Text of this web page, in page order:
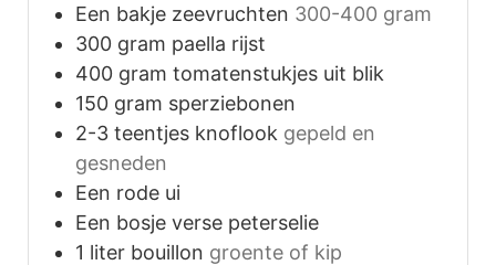
Een bakje zeevruchten 300-400 gram
300 gram paella rijst
400 gram tomatenstukjes uit blik
150 gram sperziebonen
2-3 teentjes knoflook gepeld en
gesneden
Een rode ui
Een bosje verse peterselie
1 liter bouillon groente of kip